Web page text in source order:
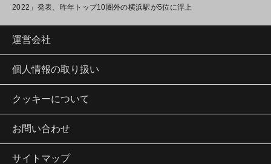
2022」発表、昨年トップ10圏外の横浜駅が5位に浮上
運営会社
個人情報の取り扱い
クッキーについて
お問い合わせ
サイトマップ